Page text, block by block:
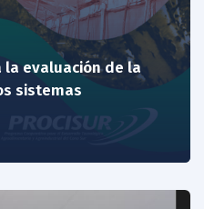
la evaluación de la
sistemas